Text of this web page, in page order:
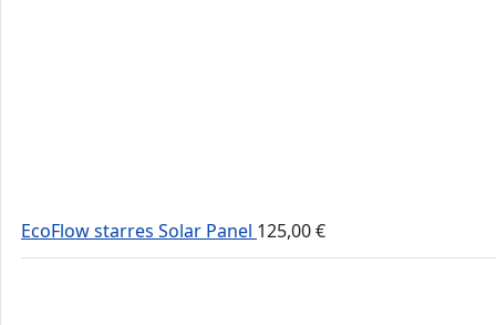
EcoFlow starres Solar Panel 125,00€